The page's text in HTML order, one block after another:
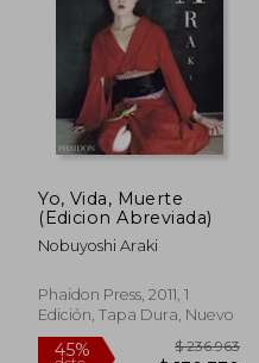
Yo, Vida, Muerte
(Edicion Abreviada)
Nobuyoshi Araki
Phaidon Press, 2011, 1
Edición, Tapa Dura, Nuevo